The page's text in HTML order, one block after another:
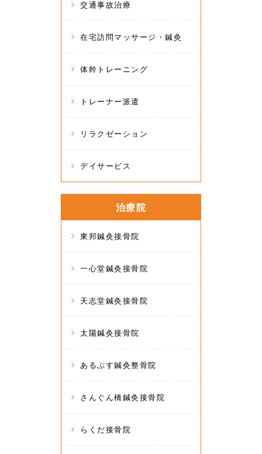
交通事故治療
在宅訪問マッサージ・鍼灸
体幹トレーニング
トレーナー派遣
リラクゼーション
デイサービス
治療院
東邦鍼灸接骨院
一心堂鍼灸接骨院
天志堂鍼灸接骨院
太陽鍼灸接骨院
あるぷす鍼灸整骨院
さんぐん橋鍼灸接骨院
らくだ接骨院